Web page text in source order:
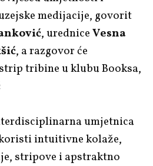
medijacije, govorit
, uredniceVesna
, a razgovor će
tribine u klubu Booksa,
umjetnica
intuitivne kolaže,
stripove i apstraktno